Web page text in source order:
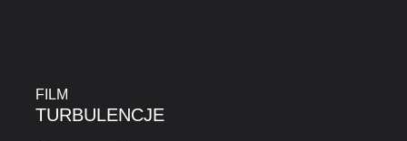
FILM
TURBULENCJE